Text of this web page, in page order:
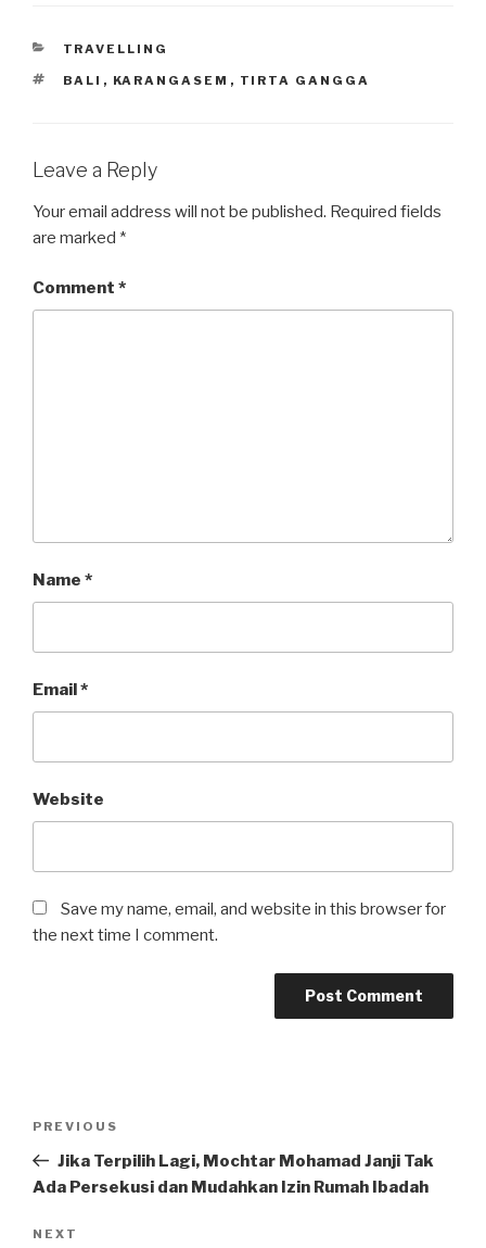
CATEGORIES
TRAVELLING
TAGS
BALI , KARANGASEM , TIRTA GANGGA
Leave a Reply
Your email address will not be published. Required fields
are marked *
Comment *
Name *
Email*
Website
Save my name, email, and website in this browser for
the next time I comment.
Previous
Post
PREVIOUS
Jika Terpilih Lagi, Mochtar Mohamad Janji Tak
Ada Persekusi dan Mudahkan Izin Rumah Ibadah
Next
NEXT